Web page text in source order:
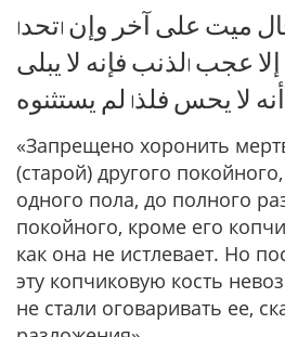
ﻣﻴﺖ ﻋﻠﻰ ﺁﺧﺮ ﻭﺇﻥ اﺗﺤﺪا
ﻋﺠﺐ اﻟﺬﻧﺐ ﻓﺈﻧﻪ ﻻ ﻳﺒﻠﻰ
ﻻ ﻳﺤﺲ ﻓﻠﺬا ﻟﻢ ﻳﺴﺘﺜﻨﻮﻩ
«Запрещено хоронить
(старой) другого
одного пола, до полного
покойного, кроме его
как она не истлевает. Но
эту копчиковую кость
не стали оговаривать ее,